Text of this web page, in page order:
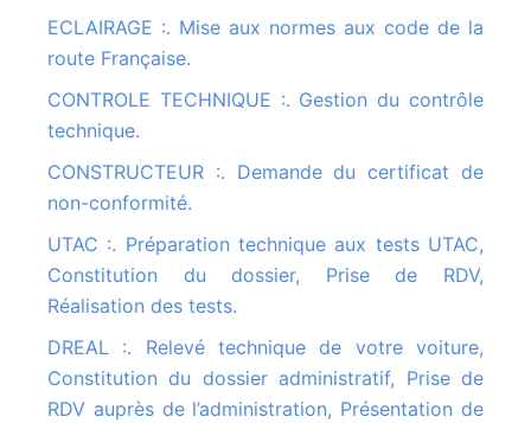
ECLAIRAGE :. Mise aux normes aux code de la
route Française.
CONTROLE TECHNIQUE :. Gestion du contrôle
technique.
CONSTRUCTEUR :. Demande du certificat de
non-conformité.
UTAC :. Préparation technique aux tests UTAC,
Constitution du dossier, Prise de RDV,
Réalisation des tests.
DREAL :. Relevé technique de votre voiture,
Constitution du dossier administratif, Prise de
RDV auprès de l’administration, Présentation de